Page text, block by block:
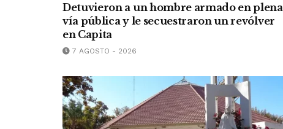
Detuvieron a un hombre armado en plena
vía pública y le secuestraron un revólver
en Capita
7 AGOSTO - 2026